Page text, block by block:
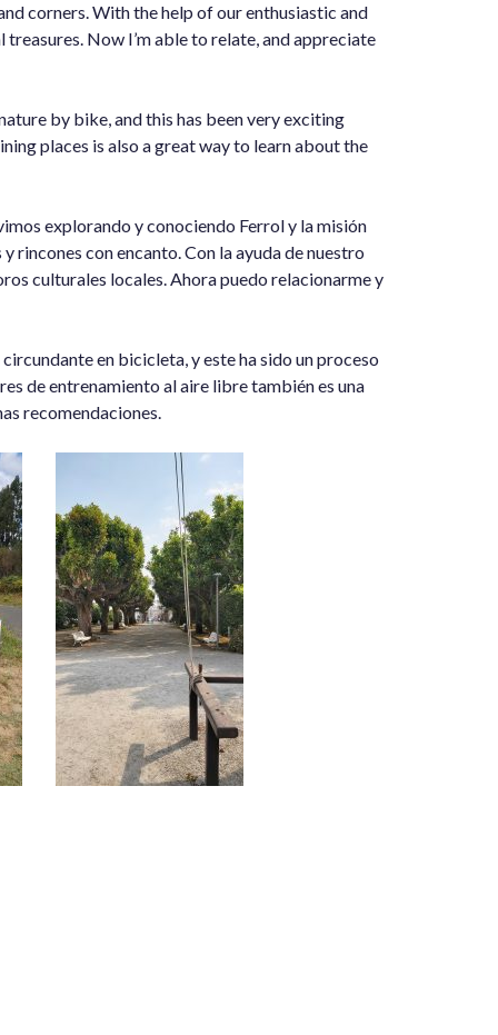
corners. With the help of our enthusiastic and
Now I’m able to relate, and appreciate
by bike, and this has been very exciting
places is also a great way to learn about the
explorando y conociendo Ferrol y la misión
rincones con encanto. Con la ayuda de nuestro
culturales locales. Ahora puedo relacionarme y
en bicicleta, y este ha sido un proceso
de entrenamiento al aire libre también es una
recomendaciones.